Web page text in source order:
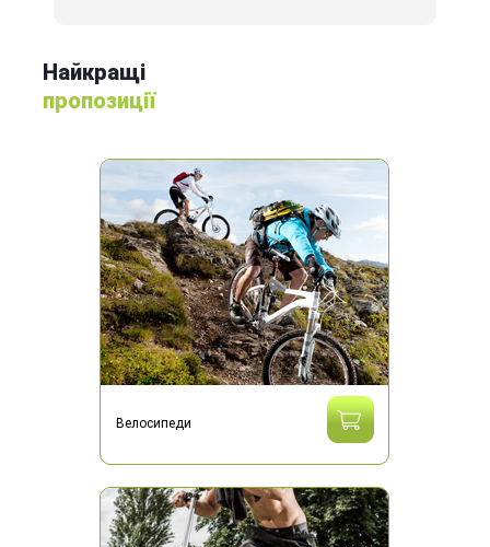
Найкращі
пропозиції
Велосипеди